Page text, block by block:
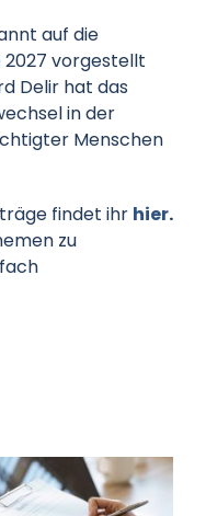
auf die
2027 vorgestellt
Delir hat das
in der
Menschen
findet ihr hier.
zu